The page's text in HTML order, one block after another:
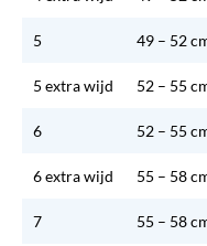
5 49 – 52
5 extra wijd 52 – 55
6 52 – 55
6 extra wijd 55 – 58
7 55 – 58